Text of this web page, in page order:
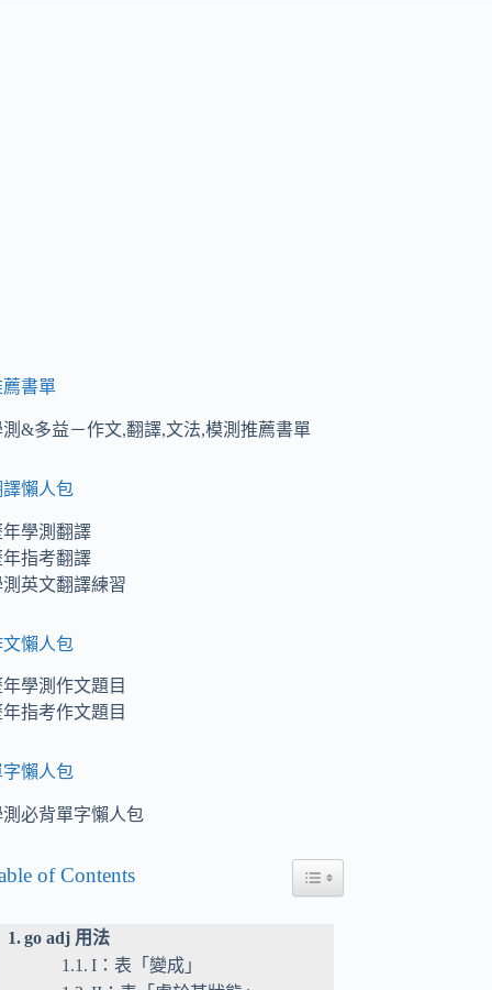
薦書單
測&多益－作文,翻譯,文法,模測推薦書單
譯懶人包
年學測翻譯
年指考翻譯
測英文翻譯練習
文懶人包
年學測作文題目
年指考作文題目
字懶人包
測必背單字懶人包
of Contents Toggle Table of Content
go adj 用法
I：表「變成」